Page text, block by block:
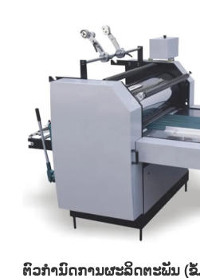
ຕົວກໍານົດການຜະລິດຕະພັນ (ຂໍ້